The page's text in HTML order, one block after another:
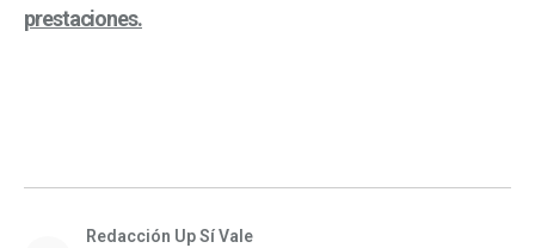
prestaciones.
Redacción Up Sí Vale